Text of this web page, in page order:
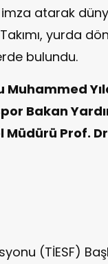
imza atarak
yurda
bulundu.
Bakan
Prof.
(TİESF)